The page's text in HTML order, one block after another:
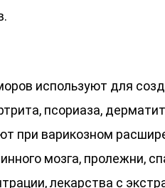
используют для
псориаза,
при варикозном
мозга, пролежни,
лекарства с